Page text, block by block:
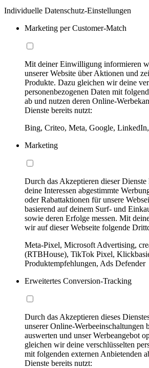
Individuelle Datenschutz-Einstellungen
Marketing per Customer-Match
Mit deiner Einwilligung informieren
unserer Website über Aktionen und
Produkte. Dazu gleichen wir deine
personenbezogenen Daten mit
ab und nutzen deren Online-
Dienste bereits nutzt:
Bing, Criteo, Meta, Google,
Marketing
Durch das Akzeptieren dieser
deine Interessen abgestimmte
oder Rabattaktionen für unsere
basierend auf deinem Surf- und
sowie deren Erfolge messen. Mit
wir auf dieser Webseite folgende
Meta-Pixel, Microsoft Advertising,
(RTBHouse), TikTok Pixel,
Produktempfehlungen, Ads Defender
Erweitertes Conversion-Tracking
Durch das Akzeptieren dieses
unserer Online-Werbeeinschaltungen
auswerten und unser Werbeangebot
gleichen wir deine verschlüsselten
mit folgenden externen Anbietenden
Dienste bereits nutzt: